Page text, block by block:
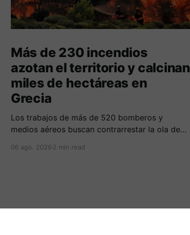
Más de 230 incendios
azotan el territorio y calcinan
miles de hectáreas en
Grecia
Los trabajos de más de 520 bomberos y
medios aéreos buscan contrarrestar la ola de
cinco fallecidos, miles de evacuados e
06 ago. 20262 min read